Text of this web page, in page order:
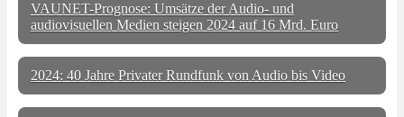
VAUNET-Prognose: Umsätze der Audio- und
audiovisuellen Medien steigen 2024 auf 16 Mrd. Euro
2024: 40 Jahre Privater Rundfunk von Audio bis Video